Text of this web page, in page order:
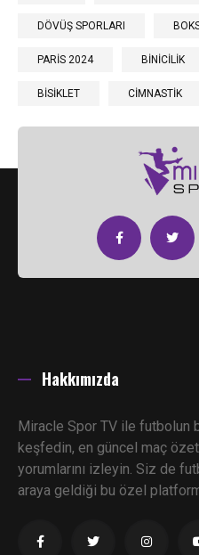
DÖVÜŞ SPORLARI
PARİS 2024 BİNİCİLİK
BİSİKLET CİMNASTİK
Hakkımızda
Miracle Spor TV ile futbolun
keşfedin, en güncel maç
yorumlarını izleyin. Siz de
araya geldiği bu özel